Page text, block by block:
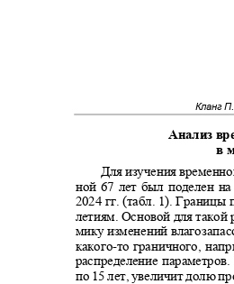
Кланг
Анализ
в
Для изучения
ной 67 лет был поделен
2024 гг.(табл. 1). Границы
летиям. Основой для такой
мику изменений
какого-то граничного,
распределение
по 15 лет, увеличит долю